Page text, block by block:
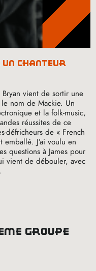
vient de sortir une
nom de Mackie. Un
et la folk-music,
réussites de ce
défricheurs de « French
emballé. J’ai voulu en
questions à James pour
vient de débouler, avec
groupe